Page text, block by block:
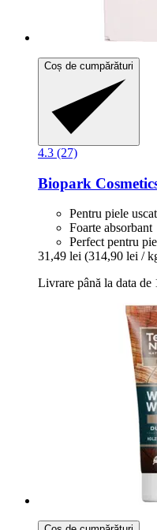
Coș de cumpărături
4.3 (27)
Biopark
Pentru piele
Foarte absorbant
Perfect pentru
31,49 lei (314,90 lei /
Livrare până la data de